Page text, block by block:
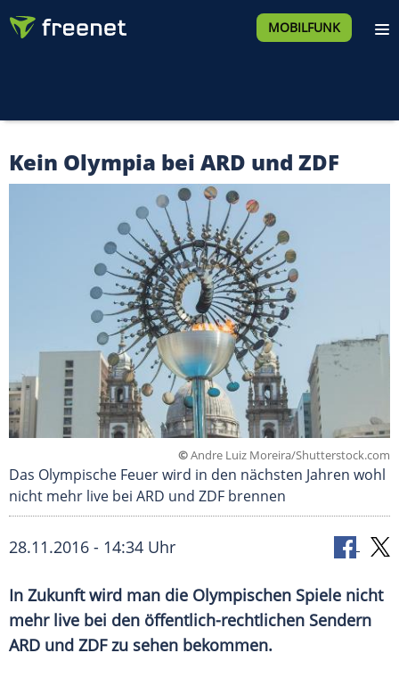
MOBILFUNK
Kein Olympia bei ARD und ZDF
©Andre Luiz Moreira/Shutterstock.com
Das Olympische Feuer wird in den nächsten Jahren wohl
nicht mehr live bei ARD und ZDF brennen
28.11.2016 - 14:34 Uhr
In Zukunft wird man die Olympischen Spiele nicht
mehr live bei den öffentlich-rechtlichen Sendern
ARD und ZDF zu sehen bekommen.